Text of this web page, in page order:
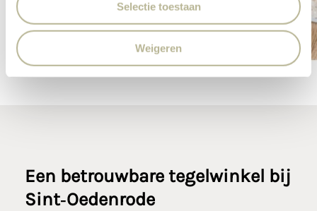
Selectie toestaan
Weigeren
Een betrouwbaretegelwinkel bij
Sint‑Oedenrode